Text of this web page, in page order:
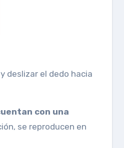
deslizar el dedo hacia
con una
se reproducen en